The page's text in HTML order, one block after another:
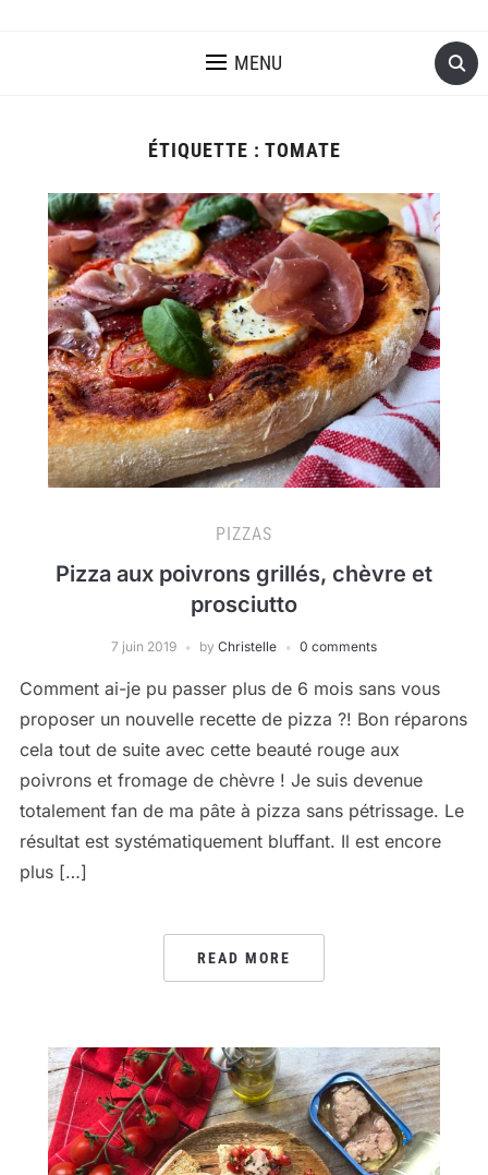
MENU
ÉTIQUETTE : TOMATE
PIZZAS
Pizza aux poivrons grillés, chèvre et
prosciutto
7 juin 2019 by Christelle 0 comments
Comment ai-je pu passer plus de 6 mois sans vous
proposer un nouvelle recette de pizza ?! Bon réparons
cela tout de suite avec cette beauté rouge aux
poivrons et fromage de chèvre ! Je suis devenue
totalement fan de ma pâte à pizza sans pétrissage. Le
résultat est systématiquement bluffant. Il est encore
plus […]
READ MORE